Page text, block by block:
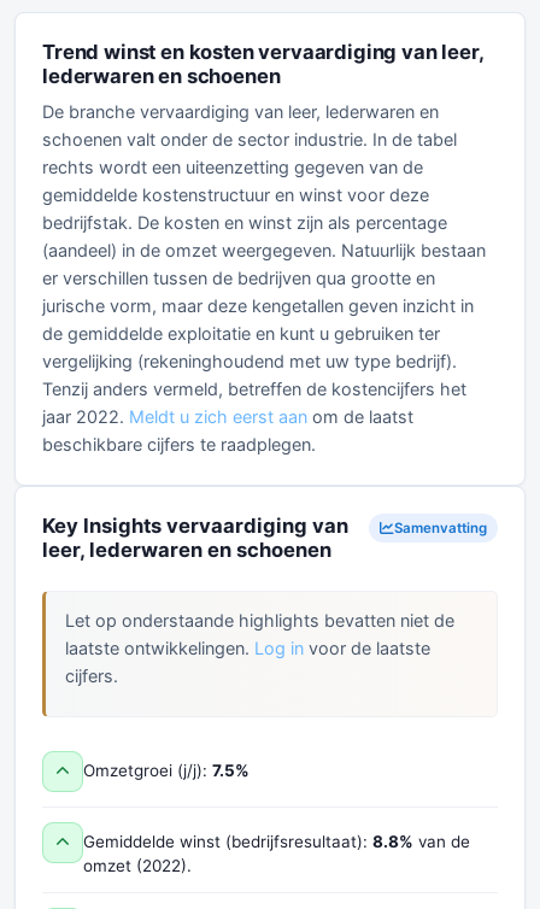
Trend winst en kosten vervaardiging van leer,
lederwaren en schoenen
De branche vervaardiging van leer, lederwaren en
schoenen valt onder de sector industrie. In de tabel
rechts wordt een uiteenzetting gegeven van de
gemiddelde kostenstructuur en winst voor deze
bedrijfstak. De kosten en winst zijn als percentage
(aandeel) in de omzet weergegeven. Natuurlijk bestaan
er verschillen tussen de bedrijven qua grootte en
jurische vorm, maar deze kengetallen geven inzicht in
de gemiddelde exploitatie en kunt u gebruiken ter
vergelijking (rekeninghoudend met uw type bedrijf).
Tenzij anders vermeld, betreffen de kostencijfers het
jaar 2022. Meldt u zich eerst aan om de laatst
beschikbare cijfers te raadplegen.
Key Insights vervaardiging van
leer, lederwaren en schoenen
Samenvatting
Let op onderstaande highlights bevatten niet de
laatste ontwikkelingen. Log in voor de laatste
cijfers.
Omzetgroei (j/j): 7.5%
Gemiddelde winst (bedrijfsresultaat): 8.8% van de
omzet (2022).